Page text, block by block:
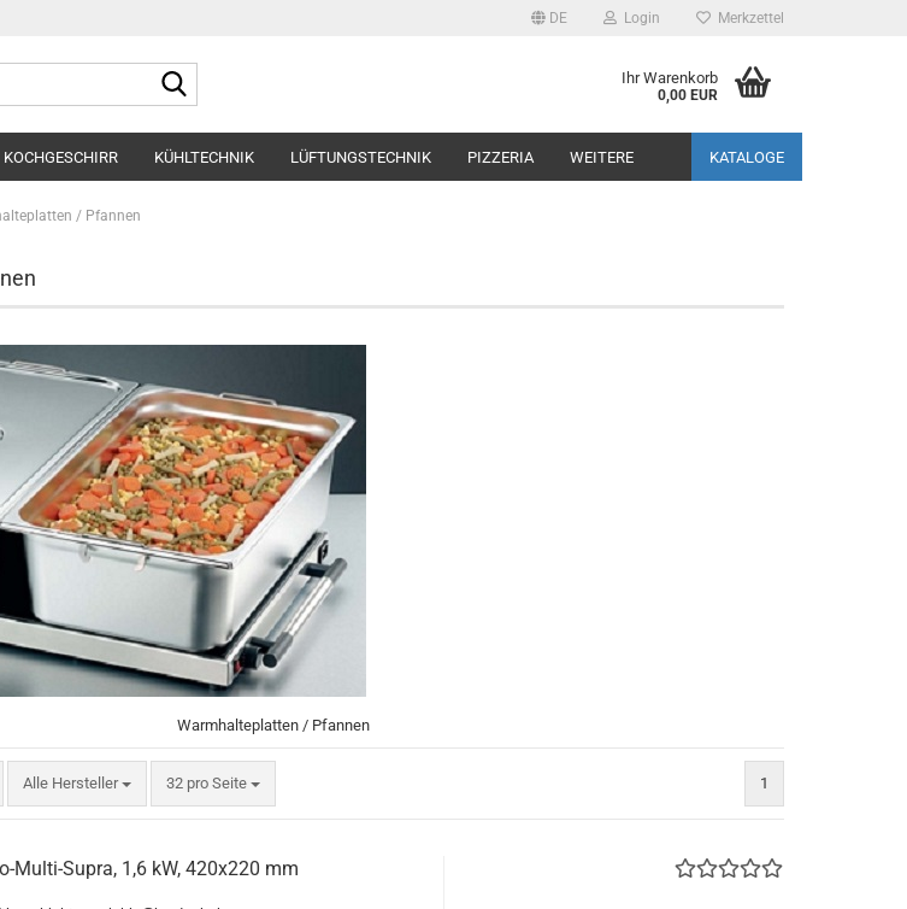
DE Login Merkzettel
Ihr Warenkorb
0,00 EUR
KOCHGESCHIRR KÜHLTECHNIK LÜFTUNGSTECHNIK PIZZERIA KATALOGE
WEITERE
/ Pfannen
Warmhalteplatten / Pfannen
Alle Hersteller 32 pro Seite
pro Seite 1
Multi-Supra, 1,6 kW, 420x220 mm